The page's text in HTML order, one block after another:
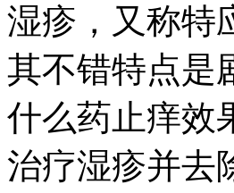
湿疹，又称特
其不错特点是
什么药止痒效
治疗湿疹并去